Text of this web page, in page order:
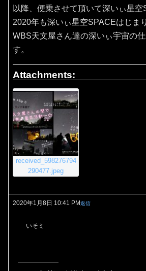
以降、便乗させて頂いて深いぃ星空
2020年も深いぃ星空SPACEはじま
WBS天文屋さん達の深いぃ宇宙の
す。
Attachments:
received_598276794
290477.jpeg
2020年1月8日 10:41 PM返信
いそミ